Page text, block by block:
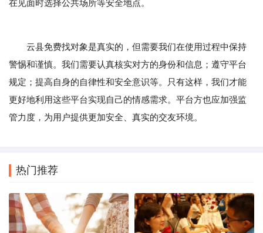
在见面时选择公共场所等安全地点。
云县免费找对象是真实的，但需要我们在使用过程中保持
警惕和谨慎。我们需要认真核实对方的身份和信息；遵守平台
规定；提高自身的自律性和安全意识等。只有这样，我们才能
更好地利用这些平台实现自己的情感需求。平台方也应加强监
管力度，为用户提供更加安全、真实的交友环境。
热门推荐